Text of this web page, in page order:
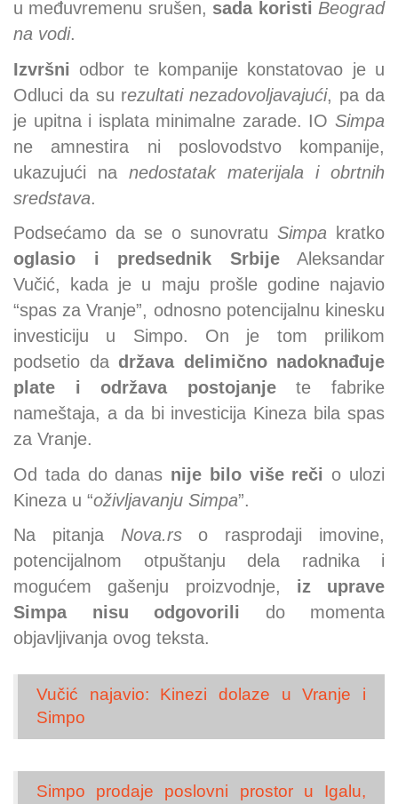
u međuvremenu srušen, sada koristi Beograd
na vodi.
Izvršni odbor te kompanije konstatovao je u
Odluci da su rezultati nezadovoljavajući, pa da
je upitna i isplata minimalne zarade. IO Simpa
ne amnestira ni poslovodstvo kompanije,
ukazujući na nedostatak materijala i obrtnih
sredstava.
Podsećamo da se o sunovratu Simpa kratko
oglasio i predsednik SrbijeAleksandar
Vučić, kada je u maju prošle godine najavio
“spas za Vranje”, odnosno potencijalnu kinesku
investiciju u Simpo. On je tom prilikom
podsetio da država delimično nadoknađuje
plate i održava postojanjete fabrike
nameštaja, a da bi investicija Kineza bila spas
za Vranje.
Od tada do danas nije bilo više reči o ulozi
Kineza u “oživljavanju Simpa”.
Na pitanja Nova.rs o rasprodaji imovine,
potencijalnom otpuštanju dela radnika i
mogućem gašenju proizvodnje, iz uprave
Simpa nisu odgovorili do momenta
objavljivanja ovog teksta.
Vučić najavio: Kinezi dolaze u Vranje i
Simpo
Simpo prodaje poslovni prostor u Igalu,